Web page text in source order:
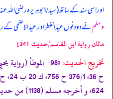
اور اسی سند کے ساتھ (سیدنا ابوہریرہ رضی
وسلمنے دو دنوں عیدالفطر اور عیدالاضحی
مالك رواية ابن القاسم/حدیث: 341]
تخریج الحدیث:
624، و أخرجه مسلم (1138) من حديث مالك به .»